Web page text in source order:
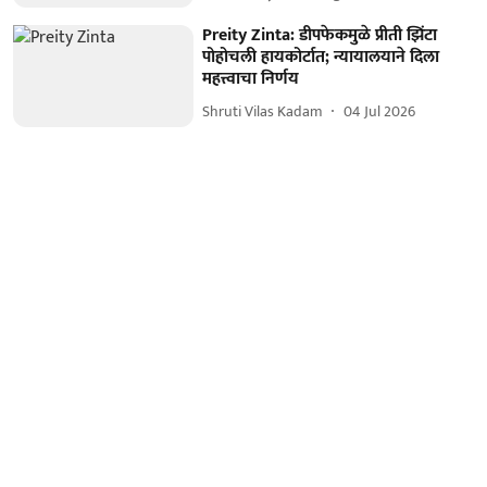
Preity Zinta: डीपफेकमुळे प्रीती झिंटा
पोहोचली हायकोर्टात; न्यायालयाने दिला
महत्त्वाचा निर्णय
Shruti Vilas Kadam 04 Jul 2026